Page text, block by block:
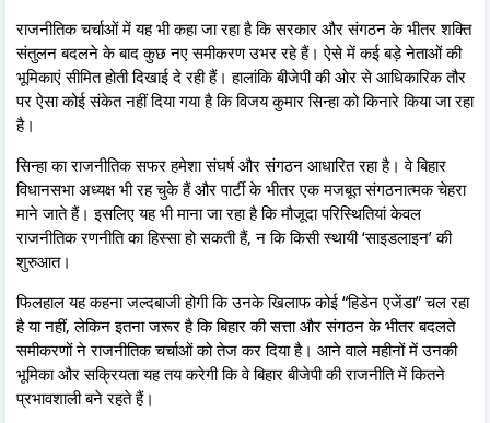
राजनीतिक चर्चाओं में यह भी कहा जा रहा है कि सरकार और संगठन के भीतर शक्ति
संतुलन बदलने के बाद कुछ नए समीकरण उभर रहे हैं। ऐसे में कई बड़े नेताओं की
भूमिकाएं सीमित होती दिखाई दे रही हैं। हालांकि बीजेपी की ओर से आधिकारिक तौर
पर ऐसा कोई संकेत नहीं दिया गया है कि विजय कुमार सिन्हा को किनारे किया जा रहा
है।
सिन्हा का राजनीतिक सफर हमेशा संघर्ष और संगठन आधारित रहा है। वे बिहार
विधानसभा अध्यक्ष भी रह चुके हैं और पार्टी के भीतर एक मजबूत संगठनात्मक चेहरा
माने जाते हैं। इसलिए यह भी माना जा रहा है कि मौजूदा परिस्थितियां केवल
राजनीतिक रणनीति का हिस्सा हो सकती हैं, न कि किसी स्थायी ‘साइडलाइन’ की
शुरुआत।
फिलहाल यह कहना जल्दबाजी होगी कि उनके खिलाफ कोई “हिडेन एजेंडा” चल रहा
है या नहीं, लेकिन इतना जरूर है कि बिहार की सत्ता और संगठन के भीतर बदलते
समीकरणों ने राजनीतिक चर्चाओं को तेज कर दिया है। आने वाले महीनों में उनकी
भूमिका और सक्रियता यह तय करेगी कि वे बिहार बीजेपी की राजनीति में कितने
प्रभावशाली बने रहते हैं।